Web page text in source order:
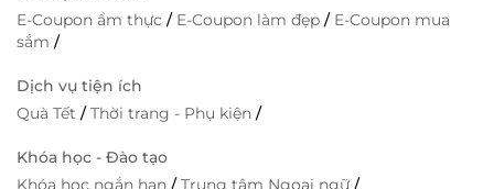
E-Coupon ẩm thực / E-Coupon làm đẹp / E-Coupon mua
sắm /
Dịch vụ tiện ích
Quà Tết /Thời trang - Phụ kiện /
Khóa học - Đào tạo
Khóa học ngắn hạn /Trung tâm Ngoại ngữ/